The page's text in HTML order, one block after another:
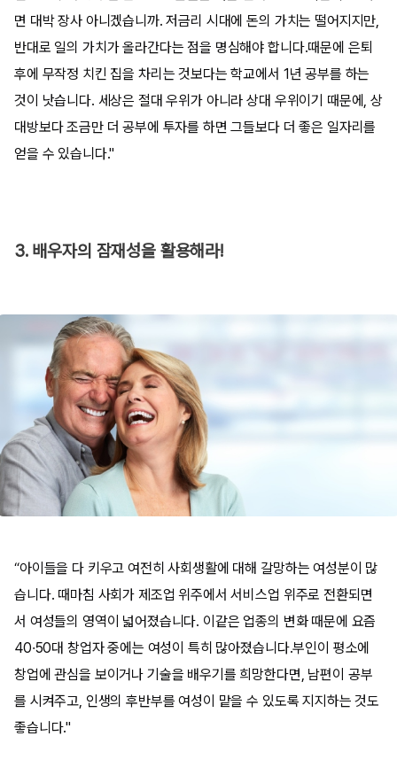
면 대박 장사 아니겠습니까. 저금리 시대에 돈의 가치는 떨어지지만,
반대로 일의 가치가 올라간다는 점을 명심해야 합니다.때문에 은퇴
후에 무작정 치킨 집을 차리는 것보다는 학교에서 1년 공부를 하는
것이 낫습니다. 세상은 절대 우위가 아니라 상대 우위이기 때문에, 상
대방보다 조금만 더 공부에 투자를 하면 그들보다 더 좋은 일자리를
얻을 수 있습니다."
3. 배우자의 잠재성을 활용해라!
“아이들을 다 키우고 여전히 사회생활에 대해 갈망하는 여성분이 많
습니다. 때마침 사회가 제조업 위주에서 서비스업 위주로 전환되면
서 여성들의 영역이 넓어졌습니다. 이같은 업종의 변화 때문에 요즘
40·50대 창업자 중에는 여성이 특히 많아졌습니다.부인이 평소에
창업에 관심을 보이거나 기술을 배우기를 희망한다면, 남편이 공부
를 시켜주고, 인생의 후반부를 여성이 맡을 수 있도록 지지하는 것도
좋습니다."